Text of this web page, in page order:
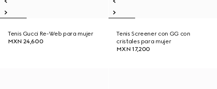
Tenis Gucci Re-Web para mujer
MXN 24,600
Tenis Screener con GG con
cristales para mujer
MXN 17,200